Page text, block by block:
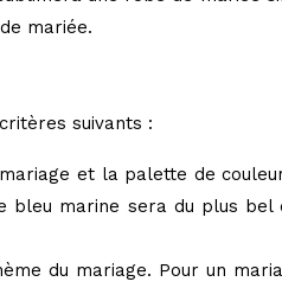
mariée.
suivants :
et la palette de
marine sera du plus
du mariage. Pour un